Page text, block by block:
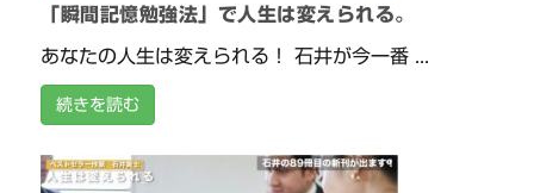
「瞬間記憶勉強法」で人生は変えられる。
あなたの人生は変えられる！ 石井が今一番 ...
続きを読む